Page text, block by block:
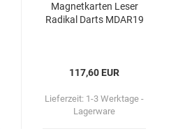
Ma­gnet­kar­ten Leser
Ra­di­kal Darts MDAR19
117,60 EUR
Lieferzeit: 1-3 Werktage -
Lagerware